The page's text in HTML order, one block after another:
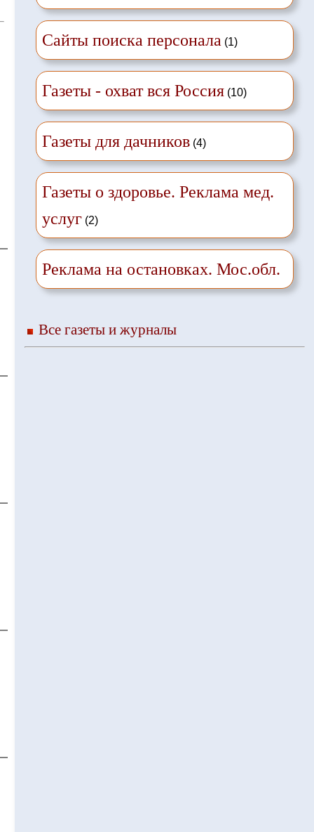
Сайты поиска персонала(1)
Газеты - охват вся Россия(10)
Газеты для дачников(4)
Газеты о здоровье. Реклама мед.
услуг(2)
Реклама на остановках. Мос.обл.
Все газеты и журналы